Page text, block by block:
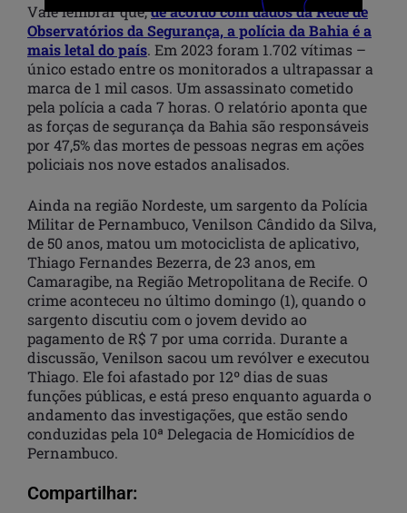
Vale lembrar que,de acordo com dados da Rede de
Observatórios da Segurança, a polícia da Bahia é a
mais letal do país. Em 2023 foram 1.702 vítimas –
único estado entre os monitorados a ultrapassar a
marca de 1 mil casos. Um assassinato cometido
pela polícia a cada 7 horas. O relatório aponta que
as forças de segurança da Bahia são responsáveis
por 47,5% das mortes de pessoas negras em ações
policiais nos nove estados analisados.
Ainda na região Nordeste, um sargento da Polícia
Militar de Pernambuco, Venilson Cândido da Silva,
de 50 anos, matou um motociclista de aplicativo,
Thiago Fernandes Bezerra, de 23 anos, em
Camaragibe, na Região Metropolitana de Recife. O
crime aconteceu no último domingo (1), quando o
sargento discutiu com o jovem devido ao
pagamento de R$ 7 por uma corrida. Durante a
discussão, Venilson sacou um revólver e executou
Thiago. Ele foi afastado por 12º dias de suas
funções públicas, e está preso enquanto aguarda o
andamento das investigações, que estão sendo
conduzidas pela 10ª Delegacia de Homicídios de
Pernambuco.
Compartilhar: